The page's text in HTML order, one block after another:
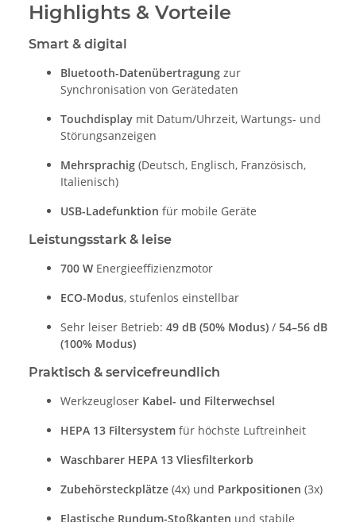
Highlights & Vorteile
Smart & digital
Bluetooth-Datenübertragung zur
Synchronisation von Gerätedaten
Touchdisplay mit Datum/Uhrzeit, Wartungs- und
Störungsanzeigen
Mehrsprachig (Deutsch, Englisch, Französisch,
Italienisch)
USB-Ladefunktion für mobile Geräte
Leistungsstark & leise
700 W Energieeffizienzmotor
ECO-Modus, stufenlos einstellbar
Sehr leiser Betrieb: 49 dB (50% Modus) / 54–56 dB
(100% Modus)
Praktisch & servicefreundlich
Werkzeugloser Kabel- und Filterwechsel
HEPA 13 Filtersystem für höchste Luftreinheit
Waschbarer HEPA 13 Vliesfilterkorb
Zubehörsteckplätze (4x) und Parkpositionen (3x)
Elastische Rundum-Stoßkanten und stabile